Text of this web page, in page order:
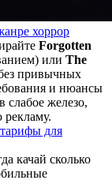
хоррор
Forgotten
или The
привычных
и нюансы
слабое железо,
рекламу.
для
качай сколько